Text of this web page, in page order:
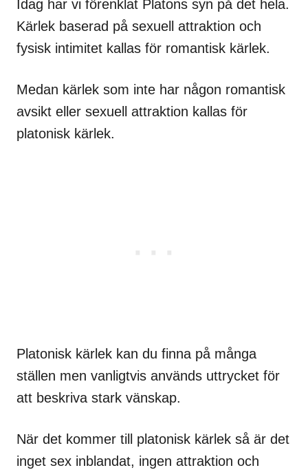
Idag har vi förenklat Platons syn på det hela.
Kärlek baserad på sexuell attraktion och
fysisk intimitet kallas för romantisk kärlek.
Medan kärlek som inte har någon romantisk
avsikt eller sexuell attraktion kallas för
platonisk kärlek.
Platonisk kärlek kan du finna på många
ställen men vanligtvis används uttrycket för
att beskriva stark vänskap.
När det kommer till platonisk kärlek så är det
inget sex inblandat, ingen attraktion och